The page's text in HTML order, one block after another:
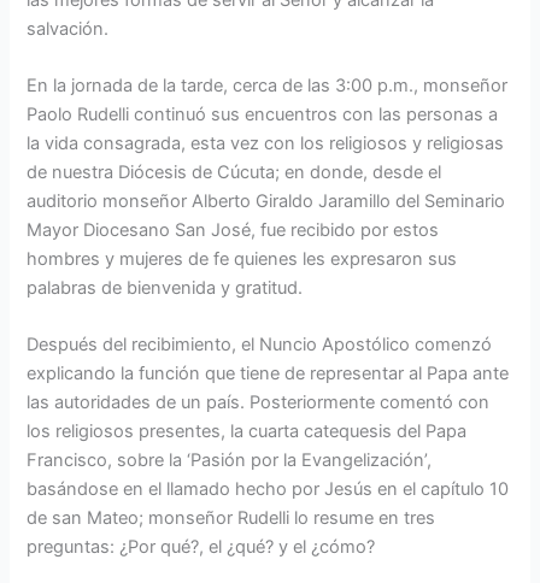
salvación.
En la jornada de la tarde, cerca de las 3:00 p.m., monseñor
Paolo Rudelli continuó sus encuentros con las personas a
la vida consagrada, esta vez con los religiosos y religiosas
de nuestra Diócesis de Cúcuta; en donde, desde el
auditorio monseñor Alberto Giraldo Jaramillo del Seminario
Mayor Diocesano San José, fue recibido por estos
hombres y mujeres de fe quienes les expresaron sus
palabras de bienvenida y gratitud.
Después del recibimiento, el Nuncio Apostólico comenzó
explicando la función que tiene de representar al Papa ante
las autoridades de un país. Posteriormente comentó con
los religiosos presentes, la cuarta catequesis del Papa
Francisco, sobre la ‘Pasión por la Evangelización’,
basándose en el llamado hecho por Jesús en el capítulo 10
de san Mateo; monseñor Rudelli lo resume en tres
preguntas: ¿Por qué?, el ¿qué? y el ¿cómo?